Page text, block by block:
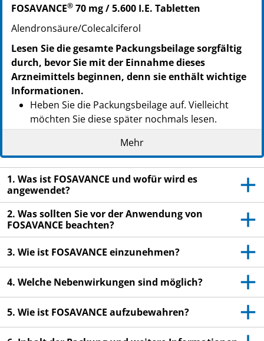
FOSAVANCE® 70 mg / 5.600 I.E. Tabletten
Alendronsäure/Colecalciferol
Lesen Sie die gesamte Packungsbeilage sorgfältig
durch, bevor Sie mit der Einnahme dieses
Arzneimittels beginnen, denn sie enthält wichtige
Informationen.
Heben Sie die Packungsbeilage auf. Vielleicht
möchten Sie diese später nochmals lesen.
Wenn Sie weitere Fragen haben, wenden Sie sich
bitte an Ihren Arzt oder Apotheker.
Dieses Arzneimittel wurde Ihnen persönlich
verschrieben. Geben Sie es nicht an Dritte weiter.
Es kann anderen Menschen schaden, auch wenn
diese die gleichen Beschwerden haben wie Sie.
Wenn Sie Nebenwirkungen bemerken, wenden Sie
sich an Ihren Arzt oder Apotheker. Dies gilt auch
für Nebenwirkungen, die nicht in dieser
Packungsbeilage angegeben sind. Siehe Abschnitt
Es ist besonders wichtig, die Anweisungen im
Abschnitt 3 zu verstehen, bevor Sie mit der
Mehr
1. Was ist FOSAVANCE und wofür wird es
angewendet?
2. Was sollten Sie vor der Anwendung von
FOSAVANCE beachten?
3. Wie ist FOSAVANCE einzunehmen?
4. Welche Nebenwirkungen sind möglich?
5. Wie ist FOSAVANCE aufzubewahren?